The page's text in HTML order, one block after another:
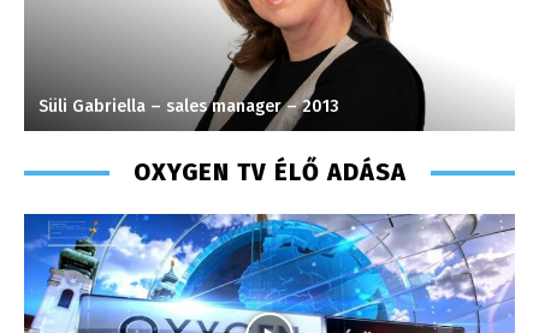
Süli Gabriella – sales manager – 2013
OXYGEN TV ÉLŐ ADÁSA